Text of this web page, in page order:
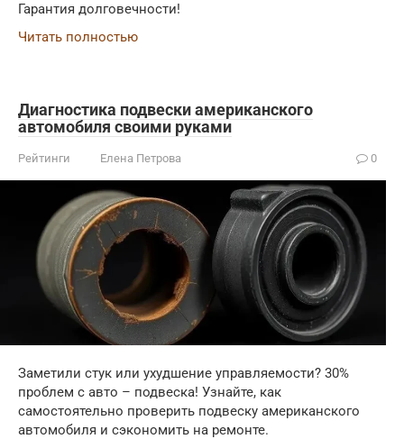
Гарантия долговечности!
Читать полностью
Диагностика подвески американского
автомобиля своими руками
Рейтинги Елена Петрова 0
Заметили стук или ухудшение управляемости? 30%
проблем с авто – подвеска! Узнайте, как
самостоятельно проверить подвеску американского
автомобиля и сэкономить на ремонте.